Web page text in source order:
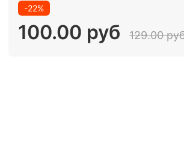
-22%
100.00 руб 129.00